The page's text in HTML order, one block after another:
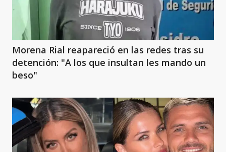
Morena Rial reapareció en las redes tras su
detención: "A los que insultan les mando un
beso"